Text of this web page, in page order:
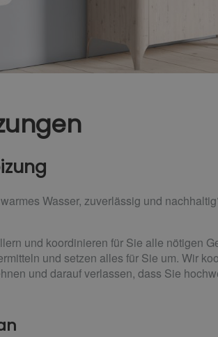
Wasser, zuverlässig und
und koordinieren für Sie alle nötigen
und setzen alles für Sie um. Wir
und darauf verlassen, dass Sie